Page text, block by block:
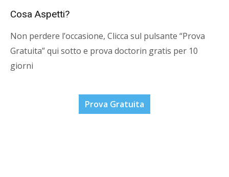
Cosa Aspetti?
Non perdere l’occasione, Clicca sul pulsante “Prova
Gratuita” qui sotto e prova doctorin gratis per 10
giorni
Prova Gratuita